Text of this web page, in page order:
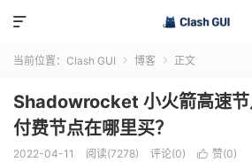

当前位置： Clash GUI  博客  正文
Shadowrocket 小火箭高速节
付费节点在哪里买？
2022-04-11 阅读(7278) 评论(0)  赞(0)